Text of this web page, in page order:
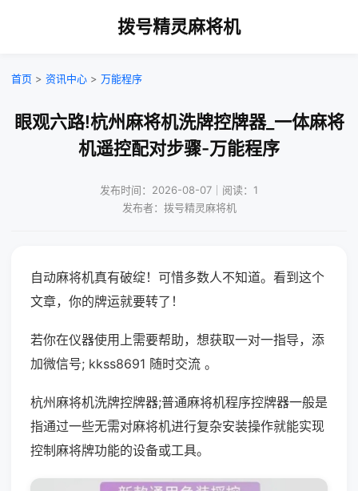
拨号精灵麻将机
首页 > 资讯中心 > 万能程序
眼观六路!杭州麻将机洗牌控牌器_一体麻将
机遥控配对步骤-万能程序
发布时间：2026-08-07｜阅读：1
发布者：拨号精灵麻将机
自动麻将机真有破绽！可惜多数人不知道。看到这个
文章，你的牌运就要转了！
若你在仪器使用上需要帮助，想获取一对一指导，添
加微信号; kkss8691 随时交流 。
杭州麻将机洗牌控牌器;普通麻将机程序控牌器一般是
指通过一些无需对麻将机进行复杂安装操作就能实现
控制麻将牌功能的设备或工具。